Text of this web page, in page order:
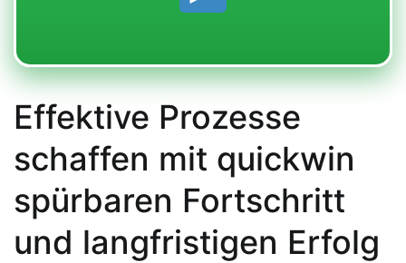
Effektive Prozesse
schaffen mit quickwin
spürbaren Fortschritt
und langfristigen Erfolg